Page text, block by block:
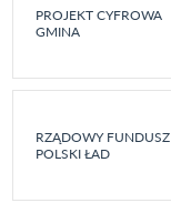
PROJEKT CYFROWA
GMINA
RZĄDOWY FUNDUSZ
POLSKI ŁAD